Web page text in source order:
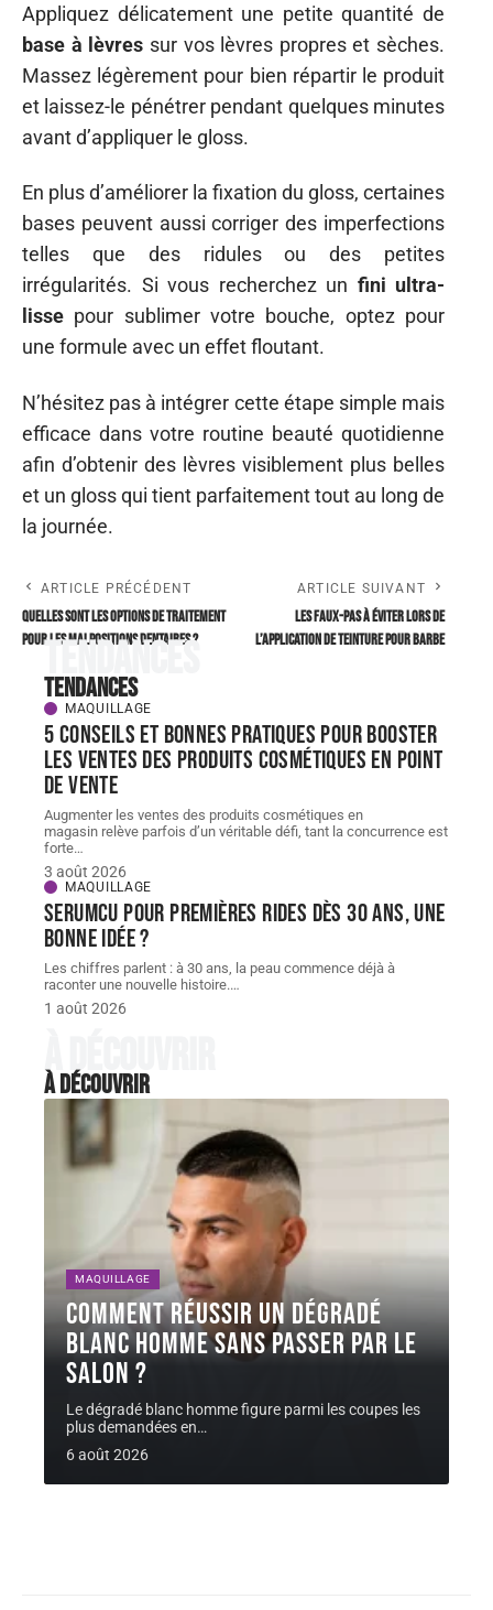
Appliquez délicatement une petite quantité de
base à lèvres sur vos lèvres propres et sèches.
Massez légèrement pour bien répartir le produit
et laissez-le pénétrer pendant quelques minutes
avant d’appliquer le gloss.
En plus d’améliorer la fixation du gloss, certaines
bases peuvent aussi corriger des imperfections
telles que des ridules ou des petites
irrégularités. Si vous recherchez un fini ultra-
lisse pour sublimer votre bouche, optez pour
une formule avec un effet floutant.
N’hésitez pas à intégrer cette étape simple mais
efficace dans votre routine beauté quotidienne
afin d’obtenir des lèvres visiblement plus belles
et un gloss qui tient parfaitement tout au long de
la journée.
ARTICLE PRÉCÉDENT
Quelles sont les options de traitement
pour les malpositions dentaires ?
ARTICLE SUIVANT
Les faux-pas à éviter lors de
l’application de teinture pour barbe
Tendances
Tendances
MAQUILLAGE
5 conseils et bonnes pratiques pour booster
les ventes des produits cosmétiques en point
de vente
Augmenter les ventes des produits cosmétiques en
magasin relève parfois d’un véritable défi, tant la concurrence est
forte…
3 août 2026
MAQUILLAGE
Serumcu pour premières rides dès 30 ans, une
bonne idée ?
Les chiffres parlent : à 30 ans, la peau commence déjà à
raconter une nouvelle histoire.…
1 août 2026
À découvrir
À découvrir
MAQUILLAGE
Comment réussir un dégradé
blanc homme sans passer par le
salon ?
Le dégradé blanc homme figure parmi les coupes les
plus demandées en…
6 août 2026